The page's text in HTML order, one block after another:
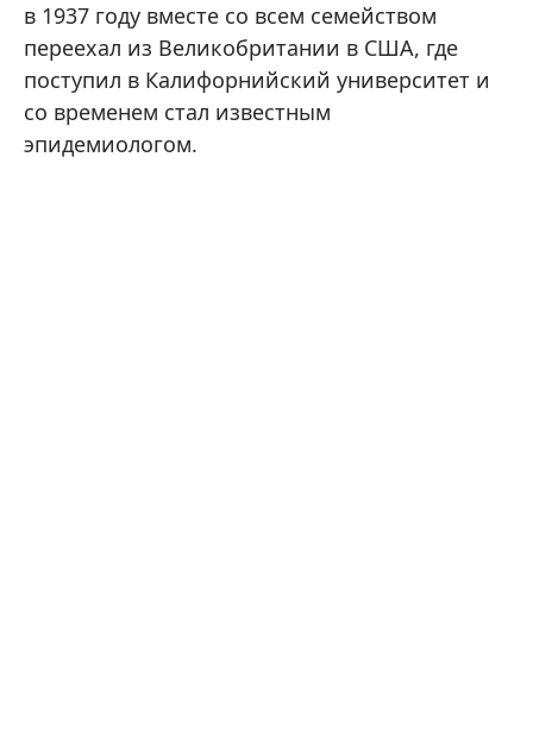
в 1937 году вместе со всем семейством
переехал из Великобритании в США, где
поступил в Калифорнийский университет и
со временем стал известным
эпидемиологом.